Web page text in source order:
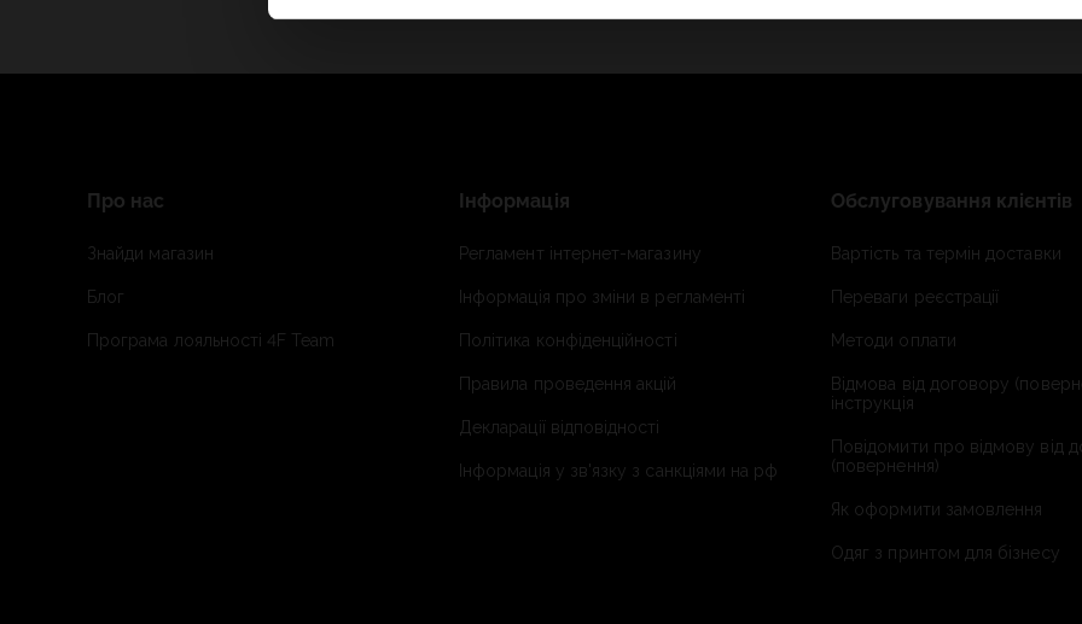
Про нас
Знайди магазин
Блог
Програма лояльності 4F Team
Інформація
Регламент інтернет-магазину
Інформація про зміни в регламенті
Політика конфіденційності
Правила проведення акцій
Декларації відповідності
Інформація у зв'язку з санкціями на рф
Обслуговування клієнтів
Вартість та термін доставки
Переваги реєстрації
Методи оплати
Відмова від договору
інструкція
Повідомити про відмову від
(повернення)
Як оформити замовлення
Одяг з принтом для бізнесу